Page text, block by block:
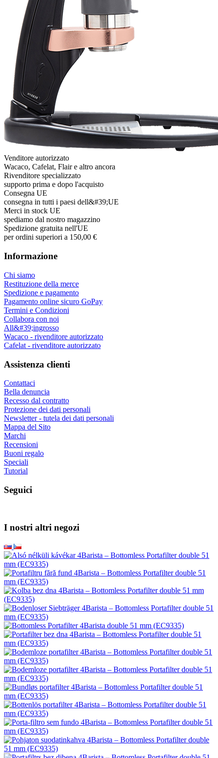
Venditore autorizzato
Wacaco, Cafelat, Flair e altro ancora
Rivenditore specializzato
supporto prima e dopo l'acquisto
Consegna UE
consegna in tutti i paesi dell&#39;UE
Merci in stock UE
spediamo dal nostro magazzino
Spedizione gratuita nell'UE
per ordini superiori a 150,00 €
Informazione
Chi siamo
Restituzione della merce
Spedizione e pagamento
Pagamento online sicuro GoPay
Termini e Condizioni
Collabora con noi
All&#39;ingrosso
Wacaco - rivenditore autorizzato
Cafelat - rivenditore autorizzato
Assistenza clienti
Contattaci
Bella denuncia
Recesso dal contratto
Protezione dei dati personali
Newsletter - tutela dei dati personali
Mappa del Sito
Marchi
Recensioni
Buoni regalo
Speciali
Tutorial
Seguici
I nostri altri negozi